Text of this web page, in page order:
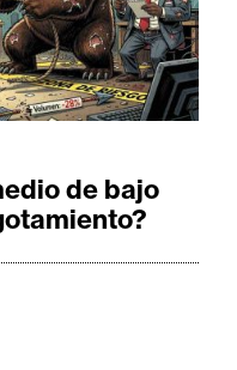
de bajo